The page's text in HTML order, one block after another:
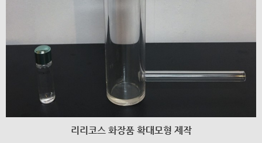
리리코스 화장품 확대모형 제작